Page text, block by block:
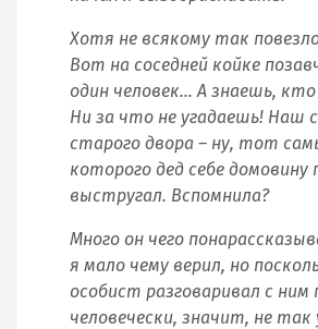
Хотя не всякому так
Вот на соседней койке
один человек… А знаешь,
Ни за что не угадаешь! Наш
старого двора – ну, тот
которого дед себе домовину
выстругал. Вспомнила?
Много он чего
я мало чему верил, но
особист разговаривал с ним
человечески, значит, не так